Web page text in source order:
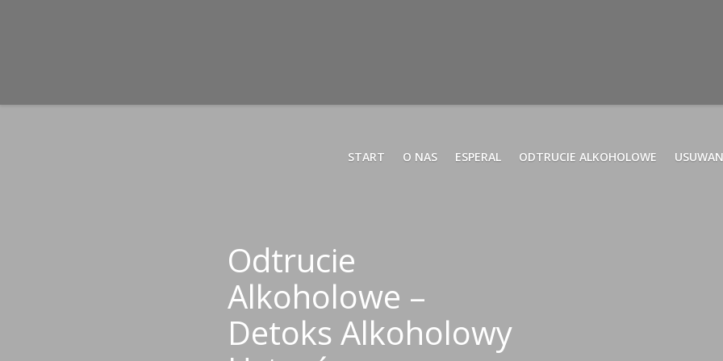
START O NAS ESPERAL ODTRUCIE ALKOHOLOWE
Odtrucie
Alkoholowe –
Detoks Alkoholowy